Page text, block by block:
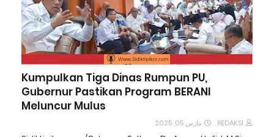
Kumpulkan Tiga Dinas Rumpun PU,
Gubernur Pastikan Program BERANI
Meluncur Mulus
REDAKSI مارس 05, 2025